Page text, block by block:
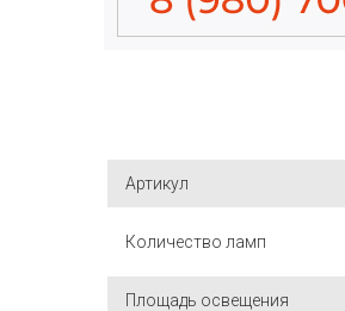
Артикул
Количество ламп
Площадь освещения